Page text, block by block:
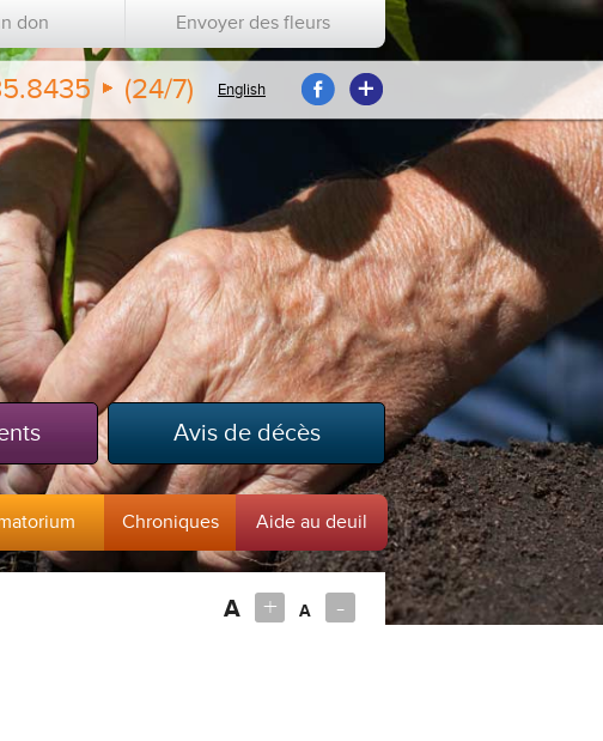
don Envoyer des fleurs
(24/7) English
Avis de décès
Chroniques Aide au deuil
A + A -